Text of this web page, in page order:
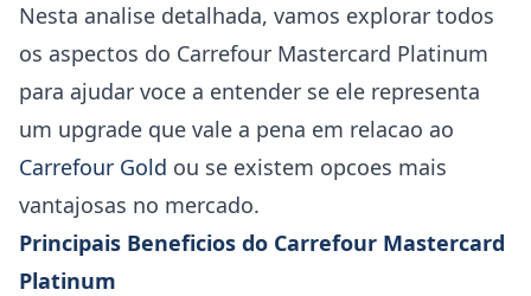
Nesta analise detalhada, vamos explorar todos
os aspectos do Carrefour Mastercard Platinum
para ajudar voce a entender se ele representa
um upgrade que vale a pena em relacao ao
Carrefour Gold ou se existem opcoes mais
vantajosas no mercado.
Principais Beneficios do Carrefour Mastercard
Platinum